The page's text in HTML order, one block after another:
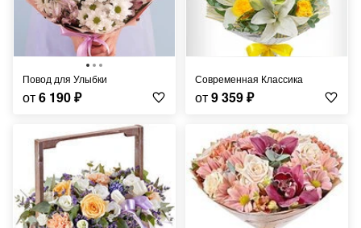
Повод для Улыбки
от6 190₽
Современная Классика
от9 359₽